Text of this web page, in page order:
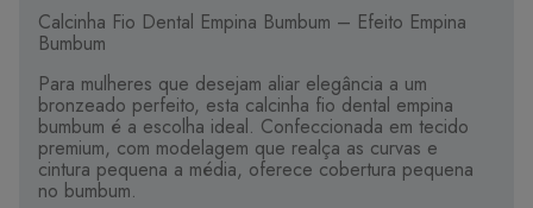
Calcinha Fio Dental Empina Bumbum – Efeito Empina
Bumbum
Para mulheres que desejam aliar elegância a um
bronzeado perfeito, esta calcinha fio dental empina
bumbum é a escolha ideal. Confeccionada em tecido
premium, com modelagem que realça as curvas e
cintura pequena a média, oferece cobertura pequena
no bumbum.